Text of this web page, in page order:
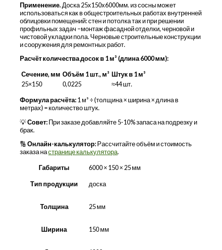
Применение.Доска 25х150х6000мм. из сосны может
использоваться как в общестроительных работах внутренней
облицовки помещений: стен и потолка так и при решении
профильных задач –монтаж фасадной отделки, черновой и
чистовой укладки пола. Черновые строительные конструкции
и сооружения для ремонтных работ.
Расчёт количества досок в 1 м³ (длина 6000 мм):
Сечение, мм Объём 1 шт., м³ Штук в 1 м³
25×150
0,0225
≈44 шт.
Формула расчёта:1 м³ ÷ (толщина × ширина × длина в
метрах) = количество штук.
💡Совет:При заказе добавляйте 5-10% запаса на подрезку и
брак.
🔢Онлайн-калькулятор:Рассчитайте объём и стоимость
заказа настранице калькулятора.
Габариты
6000 × 150 × 25 мм
Тип продукции доска
Толщина 25 мм
Ширина 150 мм